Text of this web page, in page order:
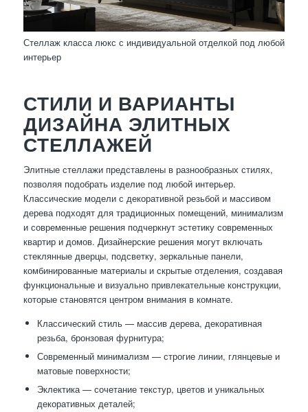
Стеллаж класса люкс с индивидуальной отделкой под любой
интерьер
СТИЛИ И ВАРИАНТЫ
ДИЗАЙНА ЭЛИТНЫХ
СТЕЛЛАЖЕЙ
Элитные стеллажи представлены в разнообразных стилях,
позволяя подобрать изделие под любой интерьер.
Классические модели с декоративной резьбой и массивом
дерева подходят для традиционных помещений, минимализм
и современные решения подчеркнут эстетику современных
квартир и домов. Дизайнерские решения могут включать
стеклянные дверцы, подсветку, зеркальные панели,
комбинированные материалы и скрытые отделения, создавая
функциональные и визуально привлекательные конструкции,
которые становятся центром внимания в комнате.
Классический стиль — массив дерева, декоративная
резьба, бронзовая фурнитура;
Современный минимализм — строгие линии, глянцевые и
матовые поверхности;
Эклектика — сочетание текстур, цветов и уникальных
декоративных деталей;